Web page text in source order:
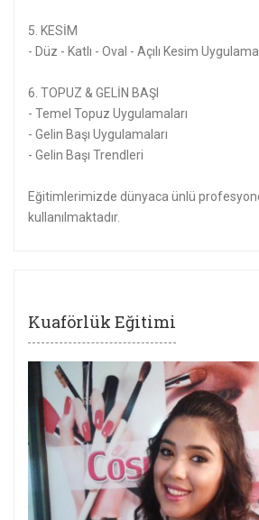
5. KESİM
- Düz - Katlı - Oval - Açılı Kesim
6. TOPUZ & GELİN BAŞI
- Temel Topuz Uygulamaları
- Gelin Başı Uygulamaları
- Gelin Başı Trendleri
Eğitimlerimizde dünyaca ünlü
kullanılmaktadır.
Kuaförlük Eğitimi